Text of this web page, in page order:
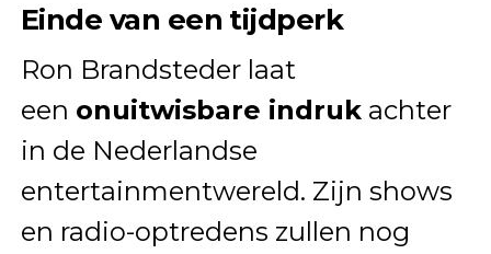
Einde van een tijdperk
Ron Brandsteder laat
een onuitwisbare indrukachter
in de Nederlandse
entertainmentwereld. Zijn shows
en radio-optredens zullen nog